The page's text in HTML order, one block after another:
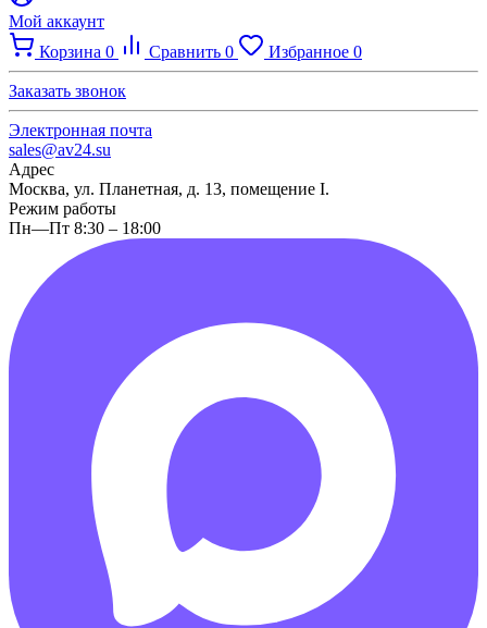
Мой аккаунт
Корзина 0 Сравнить 0 Избранное 0
Заказать звонок
Электронная почта
sales@av24.su
Адрес
Москва, ул. Планетная, д. 13, помещение I.
Режим работы
Пн—Пт 8:30 – 18:00